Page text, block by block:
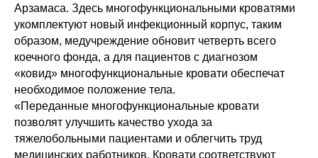
Арзамаса. Здесь многофункциональными кроватями
укомплектуют новый инфекционный корпус, таким
образом, медучреждение обновит четверть всего
коечного фонда, а для пациентов с диагнозом
«ковид» многофункциональные кровати обеспечат
необходимое положение тела.
«Переданные многофункциональные кровати
позволят улучшить качество ухода за
тяжелобольными пациентами и облегчить труд
медицинских работников. Кровати соответствуют